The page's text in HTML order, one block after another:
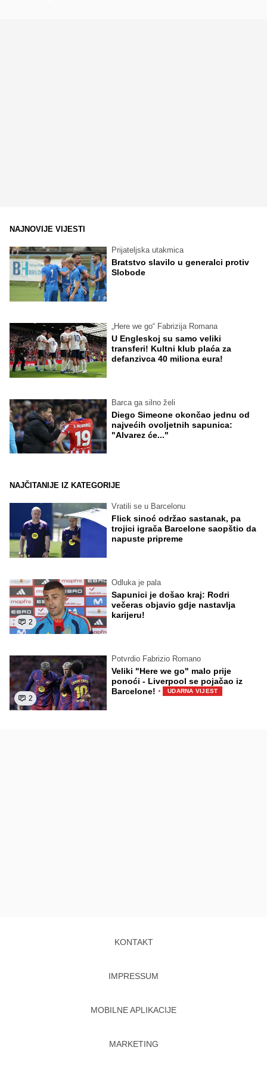
NAJNOVIJE VIJESTI
Prijateljska utakmica
Bratstvo slavilo u generalci protiv
Slobode
„Here we go“ Fabrizija Romana
U Engleskoj su samo veliki
transferi! Kultni klub plaća za
defanzivca 40 miliona eura!
Barca ga silno želi
Diego Simeone okončao jednu od
najvećih ovoljetnih sapunica:
"Alvarez će..."
NAJČITANIJE IZ KATEGORIJE
Vratili se u Barcelonu
Flick sinoć održao sastanak, pa
trojici igrača Barcelone saopštio da
napuste pripreme
2
Odluka je pala
Sapunici je došao kraj: Rodri
večeras objavio gdje nastavlja
karijeru!
2
Potvrdio Fabrizio Romano
Veliki "Here we go" malo prije
ponoći - Liverpool se pojačao iz
Barcelone! · UDARNA VIJEST
KONTAKT
IMPRESSUM
MOBILNE APLIKACIJE
MARKETING